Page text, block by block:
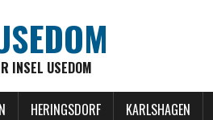
INSEL USEDOM
HERINGSDORF KARLSHAGEN